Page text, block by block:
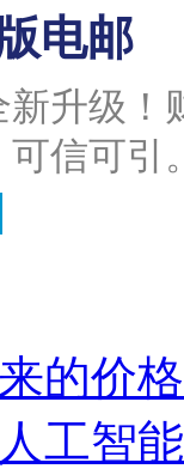
电邮
升级
可信可引
的价
工智